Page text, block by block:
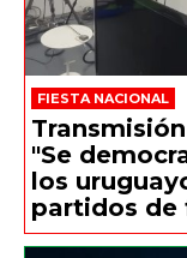
FIESTA NACIONAL
"Se
los
partidos de